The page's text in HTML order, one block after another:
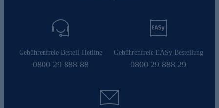
Gebührenfreie Bestell-Hotline
0800 29 888 88
Gebührenfreie EASy-Bestellung
0800 29 888 29